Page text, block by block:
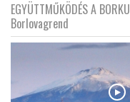
EGYÜTTMŰKÖDÉS A
Borlovagrend